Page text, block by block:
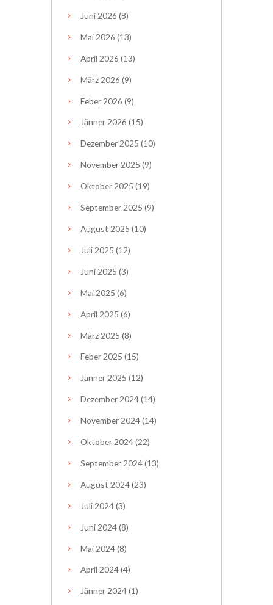
Juni 2026 (8)
Mai 2026 (13)
April 2026 (13)
März 2026 (9)
Feber 2026 (9)
Jänner2026 (15)
Dezember 2025 (10)
November 2025 (9)
Oktober 2025 (19)
September 2025 (9)
August 2025 (10)
Juli 2025 (12)
Juni 2025 (3)
Mai 2025 (6)
April 2025 (6)
März 2025 (8)
Feber2025 (15)
Jänner 2025 (12)
Dezember 2024(14)
November 2024(14)
Oktober 2024(22)
September 2024(13)
August 2024(23)
Juli 2024(3)
Juni 2024(8)
Mai 2024(8)
April 2024(4)
Jänner 2024(1)